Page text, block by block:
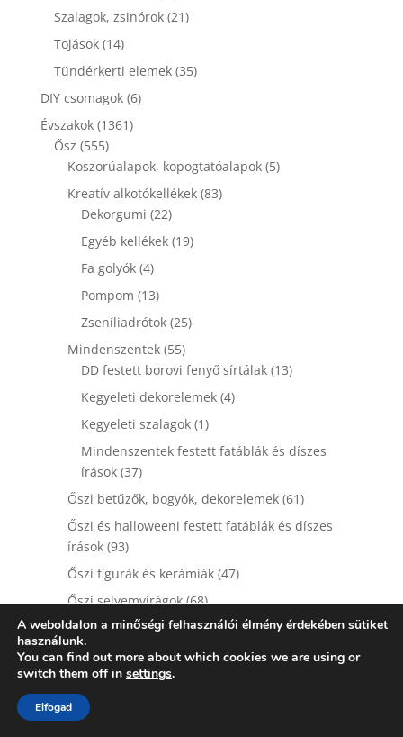
termék
Szalagok, zsinórok 2121
Tojások 1414
termék
Tündérkerti elemek 3535
DIY csomagok 66
Évszakok 13611361
Ősz 555555
termék
Koszorúalapok, kopogtatóalapok 55
Kreatív alkotókellékek 8383
Dekorgumi 2222
termék
Egyéb kellékek 1919
Fa golyók 44
termék
Pompom 1313
termék
Zseníliadrótok 2525
Mindenszentek 5555
termék
DD festett borovi fenyő sírtálak 1313
Kegyeleti dekorelemek 44
Kegyeleti szalagok 11
termék
Mindenszentek festett fatáblák és díszes
írások 3737
termék
Őszi betűzők, bogyók, dekorelemek 6161
termék
Őszi és halloweeni festett fatáblák és díszes
írások 9393
termék
Őszi figurák és kerámiák 4747
Őszi selyemvirágok 6868
termék
Őszi szalagok és egyéb kiegészítők 99
Őszi termések 8686
termék
Őszi zöld díszítők
Tavasz
A weboldalon a minőségi felhasználói élmény érdekében sütiket
használunk.
You can find out more about which cookies we are using or
switch them off in settings.
Elfogad